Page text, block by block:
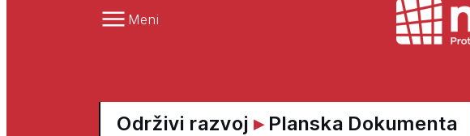
Meni
Održivi razvoj ▸Planska Dokumenta